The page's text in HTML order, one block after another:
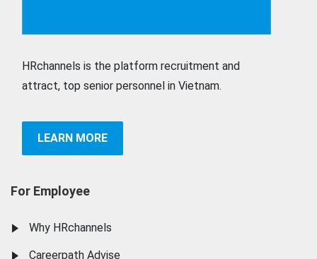
HRchannels is the platform recruitment and
attract, top senior personnel in Vietnam.
LEARN MORE
For Employee
Why HRchannels
Careerpath Advise